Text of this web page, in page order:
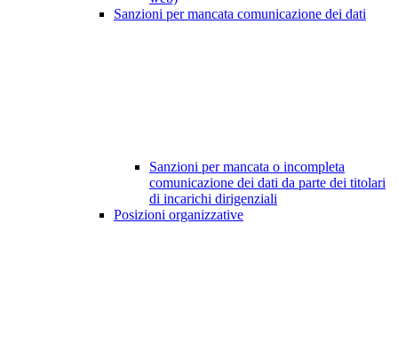
Sanzioni per mancata comunicazione dei dati
Sanzioni per mancata o incompleta
comunicazione dei dati da parte dei titolari
di incarichi dirigenziali
Posizioni organizzative